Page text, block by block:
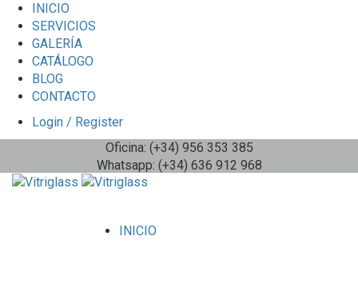
INICIO
SERVICIOS
GALERÍA
CATÁLOGO
BLOG
CONTACTO
Login / Register
Oficina: (+34) 956 353 385
Whatsapp: (+34) 636 912 968
INICIO